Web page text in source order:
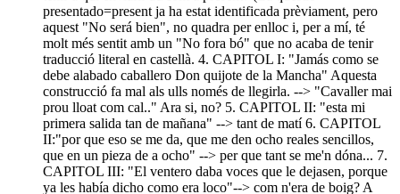
presentado=present ja ha estat identificada prèviament, pero
aquest "No será bien", no quadra per enlloc i, per a mí, té
molt més sentit amb un "No fora bó" que no acaba de tenir
traducció literal en castellà. 4. CAPITOL I: "Jamás como se
debe alabado caballero Don quijote de la Mancha" Aquesta
construcció fa mal als ulls només de llegirla. --> "Cavaller mai
prou lloat com cal.." Ara si, no? 5. CAPITOL II: "esta mi
primera salida tan de mañana" --> tant de matí 6. CAPITOL
II:"por que eso se me da, que me den ocho reales sencillos,
que en un pieza de a ocho" --> per que tant se me'n dóna... 7.
CAPITOL III: "El ventero daba voces que le dejasen, porque
ya les había dicho como era loco"--> com n'era de boig? A